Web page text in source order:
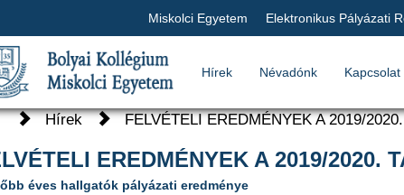
Miskolci Egyetem Elektronikus Pályázati
Hírek Névadónk Kapcsolat
Hírek FELVÉTELI EREDMÉNYEK A 2019/
EREDMÉNYEK A 2019/2020.
éves hallgatók pályázati eredménye